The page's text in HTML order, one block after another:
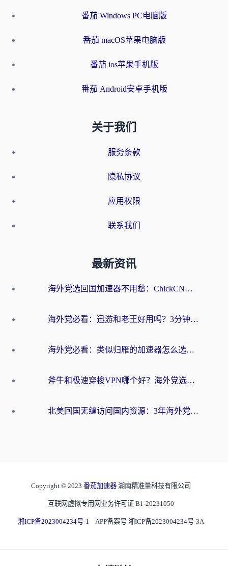
番茄 Windows PC电脑版
番茄 macOS苹果电脑版
番茄 ios苹果手机版
番茄 Android安卓手机版
关于我们
服务条款
隐私协议
应用权限
联系我们
最新资讯
海外党选回国加速器不用愁：ChickCN和洞见哪个好？一篇搞定所有疑问
海外党必看：迅游和老王好用吗？3分钟选对加速国内网络的加速器
海外党必看：类似归雁的加速器怎么选？一篇搞定无缝访问国内资源
斧牛和极速穿梭VPN哪个好？海外党选回国加速器必看的真实对比与避坑指南
北美回国无缝访问国内资源：3年海外党亲测的加速器选择指南
Copyright © 2023 番茄加速器 湖南精准量科技有限公司
互联网虚拟专用网业务许可证 B1-20231050
湘ICP备2023004234号-1 APP备案号 湘ICP备2023004234号-3A